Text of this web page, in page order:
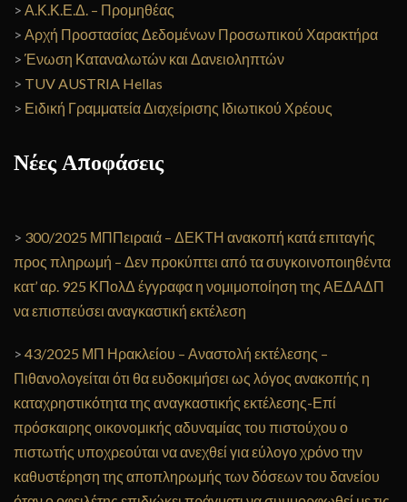
> Α.Κ.Κ.Ε.Δ. – Προμηθέας
> Αρχή Προστασίας Δεδομένων Προσωπικού Χαρακτήρα
> Ένωση Καταναλωτών και Δανειοληπτών
> TUV AUSTRIA Hellas
> Ειδική Γραμματεία Διαχείρισης Ιδιωτικού Χρέους
Νέες Αποφάσεις
> 300/2025 ΜΠΠειραιά – ΔΕΚΤΗ ανακοπή κατά επιταγής
προς πληρωμή – Δεν προκύπτει από τα συγκοινοποιηθέντα
κατ’ αρ. 925 ΚΠολΔ έγγραφα η νομιμοποίηση της ΑΕΔΑΔΠ
να επισπεύσει αναγκαστική εκτέλεση
> 43/2025 ΜΠ Ηρακλείου – Αναστολή εκτέλεσης –
Πιθανολογείται ότι θα ευδοκιμήσει ως λόγος ανακοπής η
καταχρηστικότητα της αναγκαστικής εκτέλεσης-Επί
πρόσκαιρης οικονομικής αδυναμίας του πιστούχου ο
πιστωτής υποχρεούται να ανεχθεί για εύλογο χρόνο την
καθυστέρηση της αποπληρωμής των δόσεων του δανείου